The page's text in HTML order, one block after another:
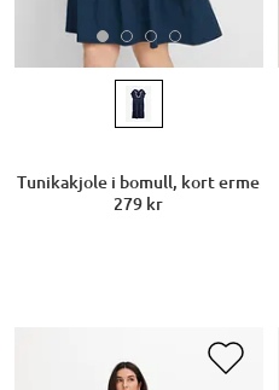
Tunikakjole i bomull, kort erme
279 kr